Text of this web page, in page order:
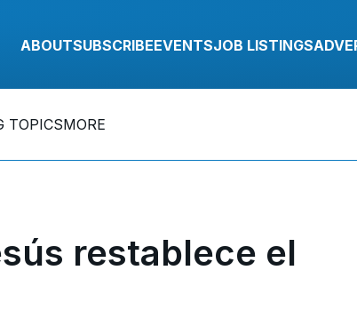
ABOUTSUBSCRIBEEVENTSJOB LISTINGS
TOPICSMORE
restablece el